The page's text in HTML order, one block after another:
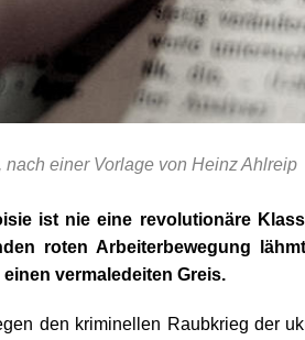
nach einer Vorlage von Heinz Ahlreip
ist nie eine revolutionäre
roten Arbeiterbewegung
vermaledeiten Greis.
den kriminellen Raubkrieg der